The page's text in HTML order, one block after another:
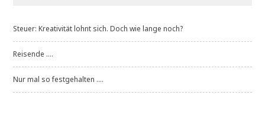
Steuer: Kreativität lohnt sich. Doch wie lange noch?
Reisende ....
Nur mal so festgehalten ....